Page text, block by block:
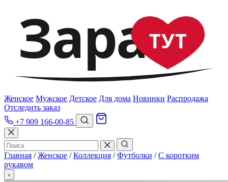
ЗараТУТ
Женское Мужское Детское Для дома Новинки Распродажа
Отследить заказ
+7 909 166-00-85
Главная / Женское / Коллекция / Футболки / С коротким
рукавом
‹